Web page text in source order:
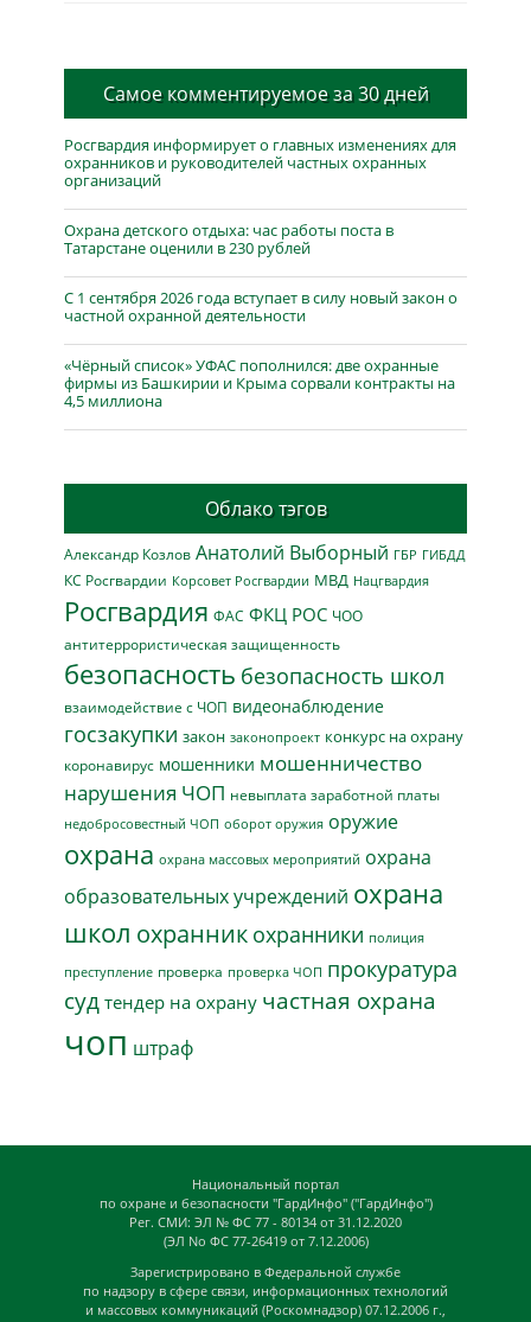
Самое комментируемое за 30 дней
Росгвардия информирует о главных изменениях для
охранников и руководителей частных охранных
организаций
Охрана детского отдыха: час работы поста в
Татарстане оценили в 230 рублей
С 1 сентября 2026 года вступает в силу новый закон о
частной охранной деятельности
«Чёрный список» УФАС пополнился: две охранные
фирмы из Башкирии и Крыма сорвали контракты на
4,5 миллиона
Облако тэгов
Александр Козлов Анатолий Выборный ГБР ГИБДД
КС Росгвардии Корсовет Росгвардии МВД Нацгвардия
Росгвардия ФАС ФКЦ РОС ЧОО
антитеррористическая защищенность
безопасность безопасность школ
взаимодействие с ЧОП видеонаблюдение
госзакупки закон законопроект конкурс на охрану
коронавирус мошенники мошенничество
нарушения ЧОП невыплата заработной платы
недобросовестный ЧОП оборот оружия оружие
охрана охрана массовых мероприятий охрана
образовательных учреждений охрана
школ охранник охранники полиция
преступление проверка проверка ЧОП прокуратура
суд тендер на охрану частная охрана
чоп штраф
Национальный портал
по охране и безопасности "ГардИнфо" ("ГардИнфо")
Рег. СМИ: ЭЛ № ФС 77 - 80134 от 31.12.2020
(ЭЛ No ФС 77-26419 от 7.12.2006)
Зарегистрировано в Федеральной службе
по надзору в сфере связи, информационных технологий
и массовых коммуникаций (Роскомнадзор) 07.12.2006 г.,